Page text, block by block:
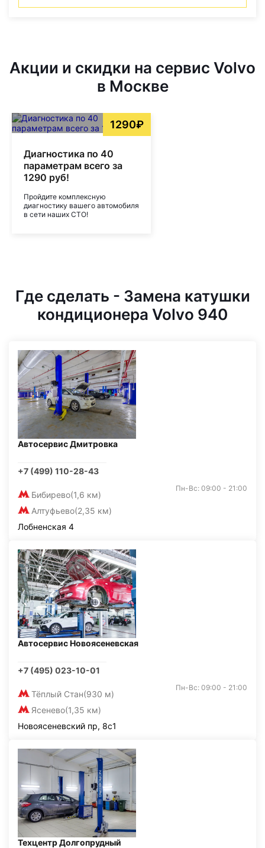
Акции и скидки на сервис Volvo
в Москве
1290₽
Диагностика по 40
параметрам всего за
1290 руб!
Пройдите комплексную
диагностику вашего автомобиля
в сети наших СТО!
Где сделать - Замена катушки
кондиционера Volvo 940
Автосервис Дмитровка
+7 (499) 110-28-43
Бибирево(1,6 км)
Алтуфьево(2,35 км)
Пн-Вс: 09:00 - 21:00
Лобненская 4
Автосервис Новоясеневская
+7 (495) 023-10-01
Тёплый Стан(930 м)
Ясенево(1,35 км)
Пн-Вс: 09:00 - 21:00
Новоясеневский пр, 8с1
Техцентр Долгопрудный